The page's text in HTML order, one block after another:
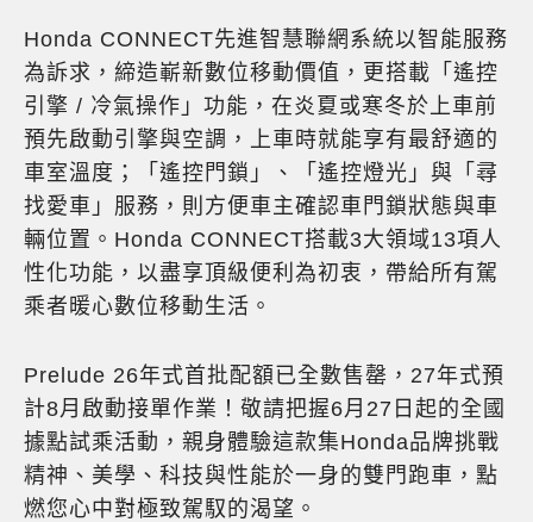
Honda CONNECT先進智慧聯網系統以智能服務
為訴求，締造嶄新數位移動價值，更搭載「遙控
引擎 / 冷氣操作」功能，在炎夏或寒冬於上車前
預先啟動引擎與空調，上車時就能享有最舒適的
車室溫度；「遙控門鎖」、「遙控燈光」與「尋
找愛車」服務，則方便車主確認車門鎖狀態與車
輛位置。Honda CONNECT搭載3大領域13項人
性化功能，以盡享頂級便利為初衷，帶給所有駕
乘者暖心數位移動生活。
Prelude 26年式首批配額已全數售罄，27年式預
計8月啟動接單作業！敬請把握6月27日起的全國
據點試乘活動，親身體驗這款集Honda品牌挑戰
精神、美學、科技與性能於一身的雙門跑車，點
燃您心中對極致駕馭的渴望。